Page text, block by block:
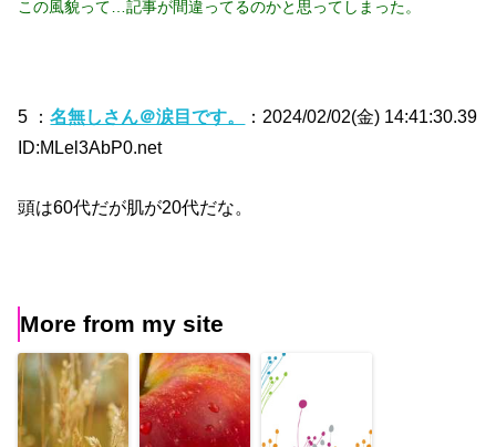
この風貌って…記事が間違ってるのかと思ってしまった。
5 ：名無しさん＠涙目です。
：2024/02/02(金) 14:41:30.39
ID:MLel3AbP0.net
頭は60代だが肌が20代だな。
More from my site